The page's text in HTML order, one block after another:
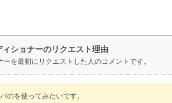
ショナーのリクエスト理由
を最初にリクエストした人のコメントです。
のを使ってみたいです。